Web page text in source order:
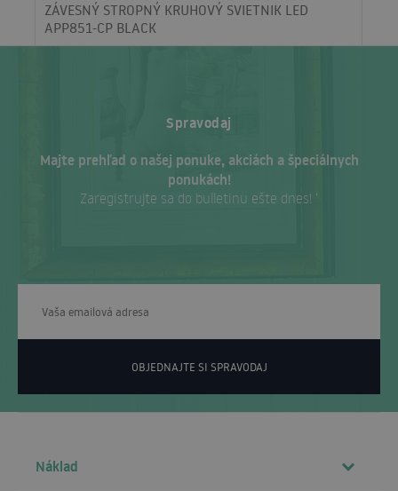
ZÁVESNÝ STROPNÝ KRUHOVÝ SVIETNIK LED
APP851-CP BLACK
Spravodaj
Majte prehľad o našej ponuke, akciách a špeciálnych
ponukách!
Zaregistrujte sa do bulletinu ešte dnes! ‘
OBJEDNAJTE SI SPRAVODAJ
Náklad